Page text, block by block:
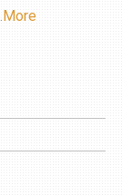
More